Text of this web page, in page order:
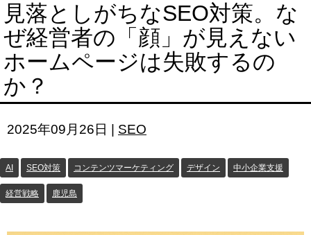
見落としがちなSEO対策。な
ぜ経営者の「顔」が見えない
ホームページは失敗するの
か？
2025年09月26日 SEO
AI SEO対策 コンテンツマーケティング デザイン 中小企業支援
経営戦略 鹿児島